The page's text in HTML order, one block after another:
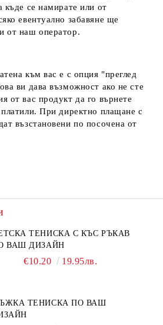
къде се намирате или от
евентуално забавяне ще
от наш оператор.
към вас е с опция "преглед
ви дава възможност ако не сте
от вас продукт да го върнете
При директно плащане с
възстановени по посочена от
ТЕНИСКА С КЪС РЪКАВ
ВАШ ДИЗАЙН
€10.20 19.95лв.
ТЕНИСКА ПО ВАШ